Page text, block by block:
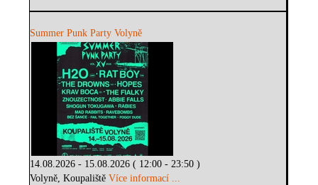
Summer Punk Party Volyně
14.08.2026 - 15.08.2026 ( 12:00 - 23:50 )
Volyně, KoupalištěVíce informací ...